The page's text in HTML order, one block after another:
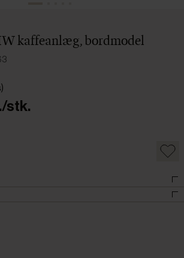
kaffeanlæg, bordmodel
stk.